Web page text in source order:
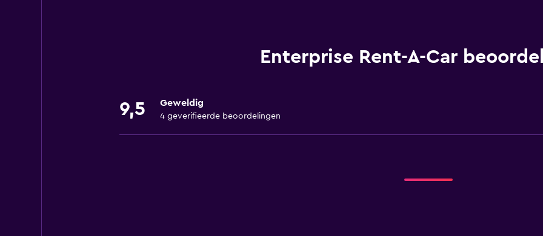
Enterprise Rent-A-Car
9,5 Geweldig
4 geverifieerde beoordelingen